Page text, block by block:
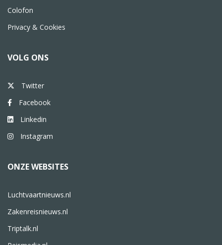
Colofon
Privacy & Cookies
VOLG ONS
Twitter
Facebook
Linkedin
Instagram
ONZE WEBSITES
Luchtvaartnieuws.nl
Zakenreisnieuws.nl
Triptalk.nl